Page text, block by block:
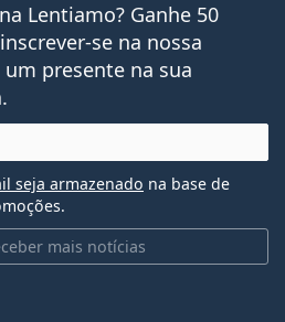
Lentiamo? Ganhe 50
se na nossa
presente na sua
mais notícias
seja armazenado na base de